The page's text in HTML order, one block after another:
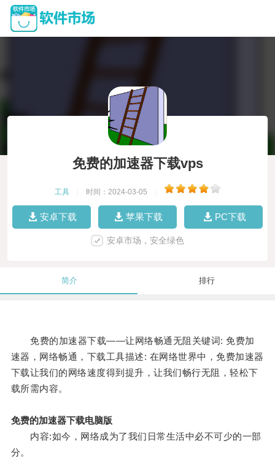
免费的加速器下载vps
工具 时间：2024-03-05
安卓下载 苹果下载 PC下载
安卓市场，安全绿色
简介 排行
免费的加速器下载——让网络畅通无阻关键词: 免费加
速器，网络畅通，下载工具描述: 在网络世界中，免费加速器
下载让我们的网络速度得到提升，让我们畅行无阻，轻松下
载所需内容。
免费的加速器下载电脑版
内容:如今，网络成为了我们日常生活中必不可少的一部
分。